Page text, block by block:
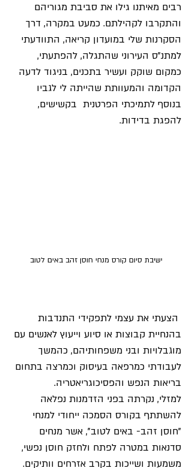
רבים מאיתנו גילו את סביבת מגוריהם
והתקרבו לקהילתם. כמעט במקרה, דרך
הסקרנות שלי במועדון קריאה, התוודעתי
למתנ"ס העירוני שהתגלה, להפתעתי,
כמקום שוקק ועשיר בתכנים, בניגוד לדעה
הקדומה והמעוותת שהייתה לי לגביו
בנוסף לתמיכתי הפרטנית  בקשישים,
להפגת בדידות.
ישיבת סיום קורס מנחי חוסן זהב באים לטוב
הצעתי את עצמי לתפקידי התנדבות
בהנחיית קבוצות או סיוע וייעוץ לאנשים עם
מוגבלויות ובני משפחותיהם, כהמשך
לעבודתי כמרפאה בעיסוק וכמרצה בתחום
בריאות הנפש והפסיכוגריאטריה.
למזלי, נקרתה בפני הזדמנות נפלאה
להשתתף בקורס הסמכה ייחודי למנחי
"חוסן זהב- באים לטוב", אשר מנחים
סדנאות במטרה לפתח ולחזק חוסן נפשי,
משמעות ושייכות בקרב אזרחים וותיקים.